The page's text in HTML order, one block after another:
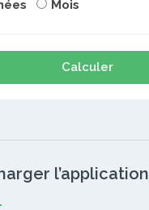
Mois
Calculer
l’application